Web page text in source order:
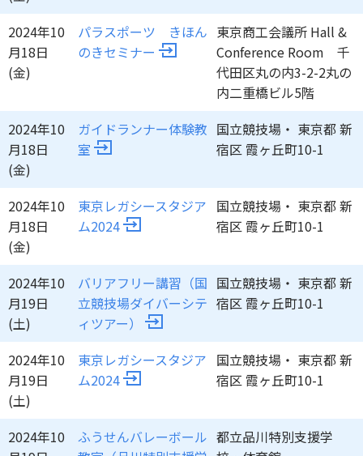
2024年10
月18日
(金)
パラスポーツ きほん
のきセミナー
東京商工会議所 Hall &
Conference Room 千
代田区丸の内3-2-2丸の
内二重橋ビル5階
2024年10
月18日
(金)
ガイドランナー体験教
室
国立競技場・ 東京都 新
宿区 霞ヶ丘町10-1
2024年10
月18日
(金)
東京レガシースタジア
ム2024
国立競技場・ 東京都 新
宿区 霞ヶ丘町10-1
2024年10
月19日
(土)
バリアフリー講習（国
立競技場ダイバーシテ
ィツアー）
国立競技場・ 東京都 新
宿区 霞ヶ丘町10-1
2024年10
月19日
(土)
東京レガシースタジア
ム2024
国立競技場・ 東京都 新
宿区 霞ヶ丘町10-1
2024年10
ふうせんバレーボール 都立品川特別支援学